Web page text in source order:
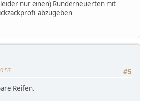
nur einen) Runderneuerten mit
abzugeben.
#5
Reifen.